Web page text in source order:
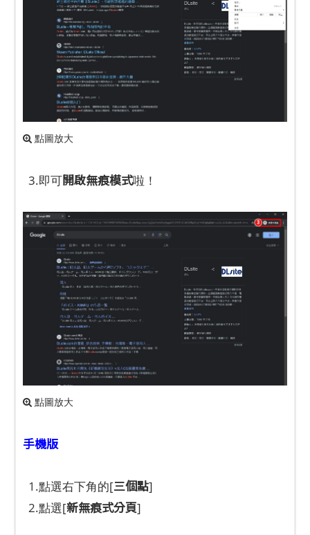
點圖放大
3.即可開啟無痕模式啦！
點圖放大
手機版
1.點選右下角的[三個點]
2.點選[新無痕式分頁]